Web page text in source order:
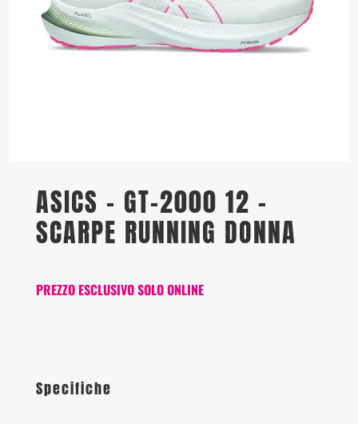
ASICS – GT-2000 12 –
SCARPE RUNNING DONNA
PREZZO ESCLUSIVO SOLO ONLINE
Specifiche